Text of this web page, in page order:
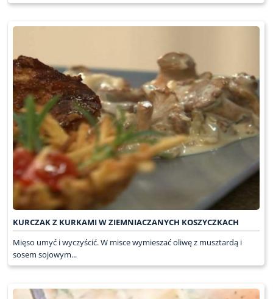
KURCZAK Z KURKAMI W ZIEMNIACZANYCH KOSZYCZKACH
Mięso umyć i wyczyścić. W misce wymieszać oliwę z musztardą i
sosem sojowym...